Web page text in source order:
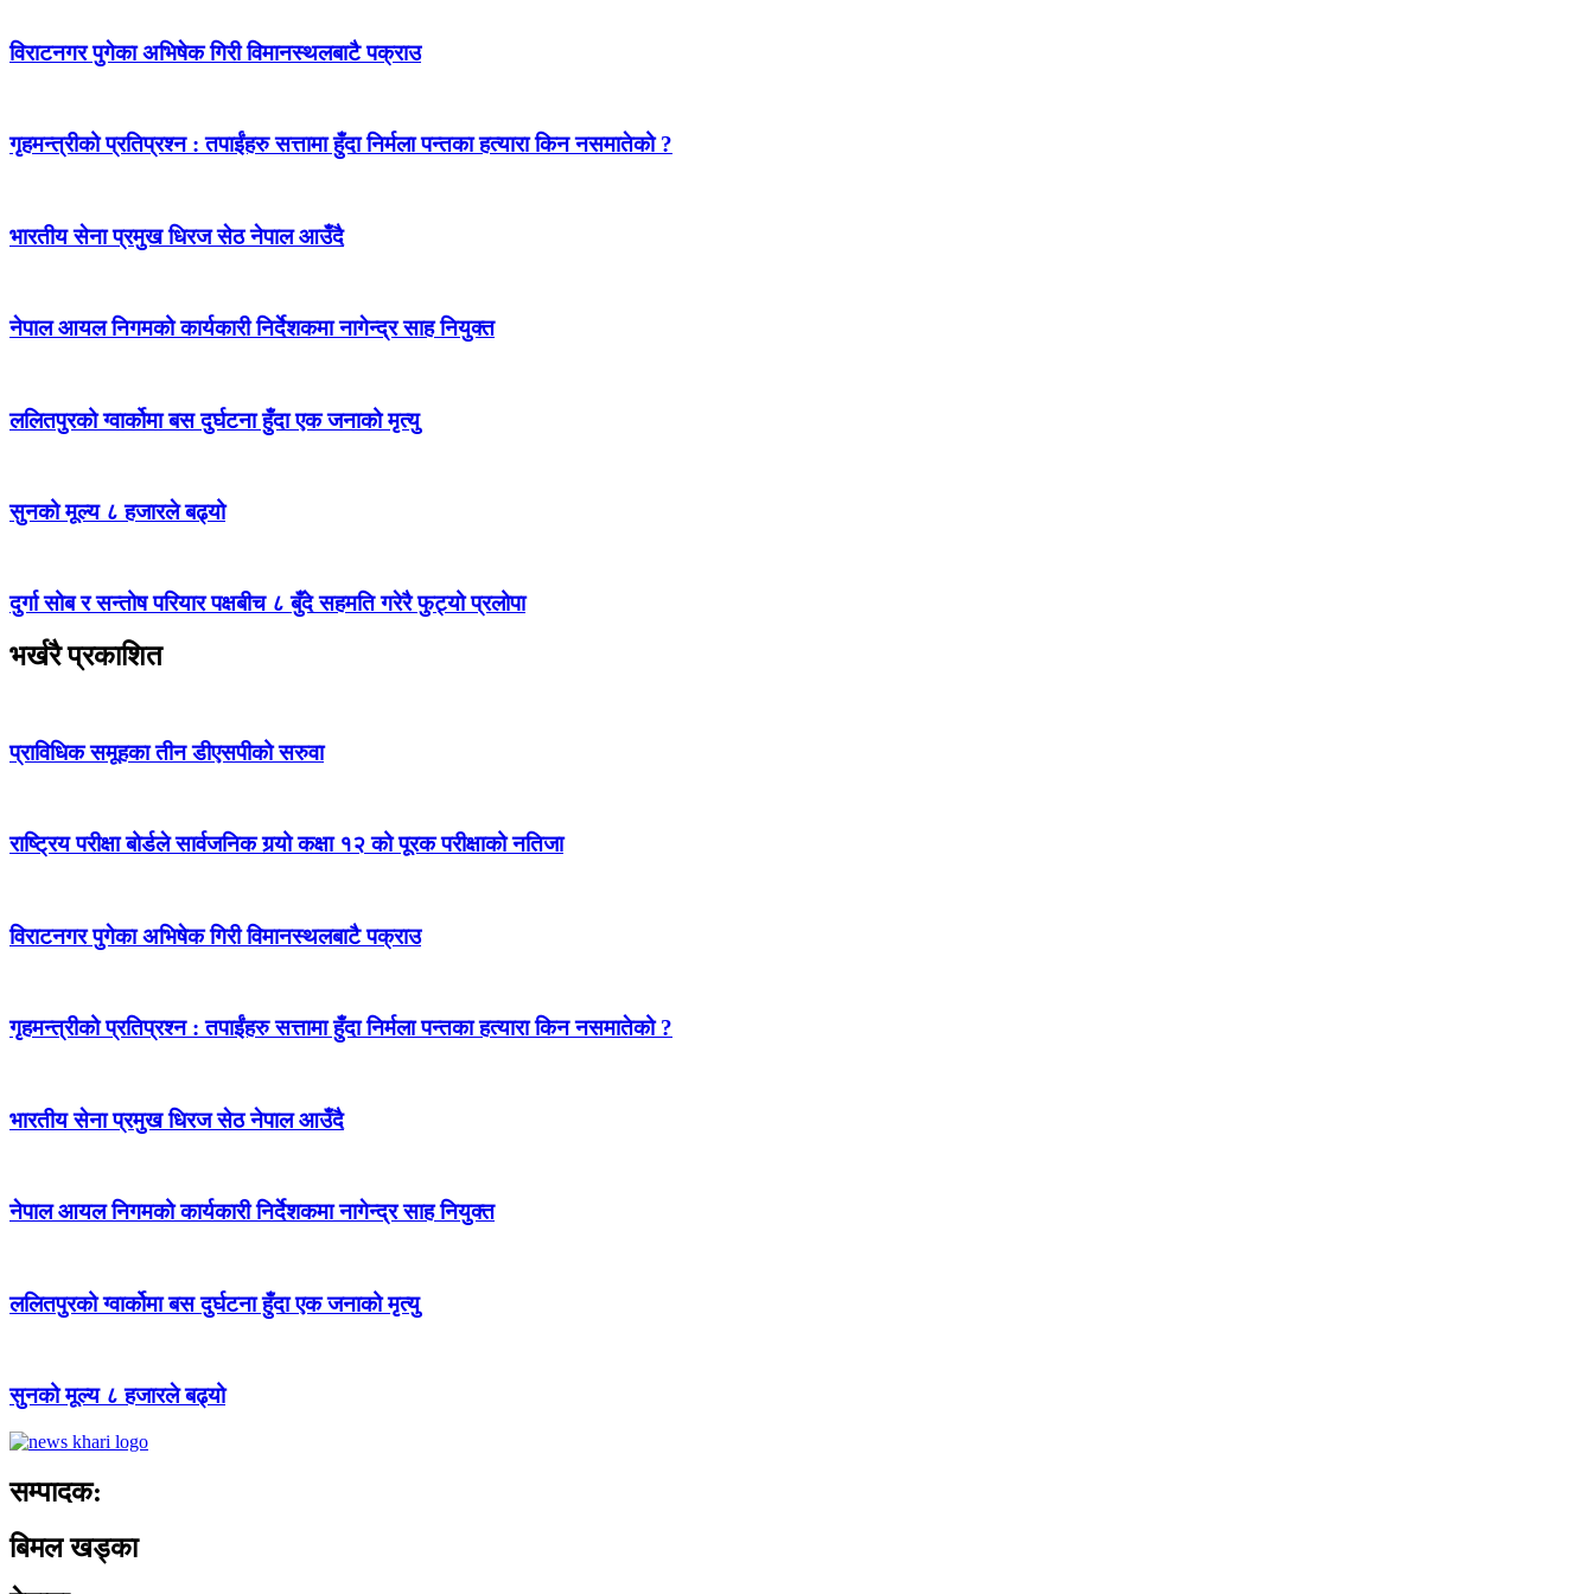
विराटनगर पुगेका अभिषेक गिरी विमानस्थलबाटै पक्राउ
गृहमन्त्रीको प्रतिप्रश्न : तपाईंहरु सत्तामा हुँदा निर्मला पन्तका हत्यारा किन नसमातेको ?
भारतीय सेना प्रमुख धिरज सेठ नेपाल आउँदै
नेपाल आयल निगमको कार्यकारी निर्देशकमा नागेन्द्र साह नियुक्त
ललितपुरको ग्वार्कोमा बस दुर्घटना हुँदा एक जनाको मृत्यु
सुनको मूल्य ८ हजारले बढ्यो
दुर्गा सोब र सन्तोष परियार पक्षबीच ८ बुँदे सहमति गरेरै फुट्यो प्रलोपा
भर्खरै प्रकाशित
प्राविधिक समूहका तीन डीएसपीको सरुवा
राष्ट्रिय परीक्षा बोर्डले सार्वजनिक गर्‍यो कक्षा १२ को पूरक परीक्षाको नतिजा
विराटनगर पुगेका अभिषेक गिरी विमानस्थलबाटै पक्राउ
गृहमन्त्रीको प्रतिप्रश्न : तपाईंहरु सत्तामा हुँदा निर्मला पन्तका हत्यारा किन नसमातेको ?
भारतीय सेना प्रमुख धिरज सेठ नेपाल आउँदै
नेपाल आयल निगमको कार्यकारी निर्देशकमा नागेन्द्र साह नियुक्त
ललितपुरको ग्वार्कोमा बस दुर्घटना हुँदा एक जनाको मृत्यु
सुनको मूल्य ८ हजारले बढ्यो
सम्पादक:
बिमल खड्का